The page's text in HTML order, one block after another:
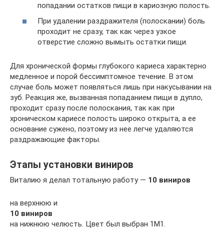
попадании остатков пищи в кариозную полость.
При удалении раздражителя (полоскании) боль
проходит не сразу, так как через узкое
отверстие сложно вымыть остатки пищи.
Для хронической формы глубокого кариеса характерно
медленное и порой бессимптомное течение. В этом
случае боль может появляться лишь при накусывании на
зуб. Реакция же, вызванная попаданием пищи в дупло,
проходит сразу после полоскания, так как при
хроническом кариесе полость широко открыта, а ее
основание сужено, поэтому из нее легче удаляются
раздражающие факторы.
Этапы установки виниров
Виталию я делал тотальную работу — 10 виниров
на верхнюю и
10 виниров
на нижнюю челюсть. Цвет был выбран 1М1.